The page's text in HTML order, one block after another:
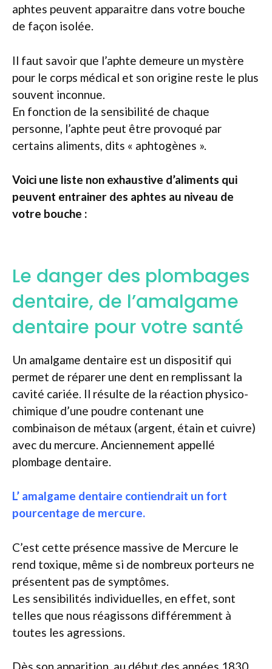
aphtes peuvent apparaitre dans votre bouche
de façon isolée.
Il faut savoir que l’aphte demeure un mystère
pour le corps médical et son origine reste le plus
souvent inconnue.
En fonction de la sensibilité de chaque
personne, l’aphte peut être provoqué par
certains aliments, dits « aphtogènes ».
Voici une liste non exhaustive d’aliments qui
peuvent entrainer des aphtes au niveau de
votre bouche :
Le danger des plombages
dentaire, de l’amalgame
dentaire pour votre santé
Un amalgame dentaire est un dispositif qui
permet de réparer une dent en remplissant la
cavité cariée. Il résulte de la réaction physico-
chimique d’une poudre contenant une
combinaison de métaux (argent, étain et cuivre)
avec du mercure. Anciennement appellé
plombage dentaire.
L’ amalgame dentaire contiendrait un fort
pourcentage de mercure.
C’est cette présence massive de Mercure le
rend toxique, même si de nombreux porteurs ne
présentent pas de symptômes.
Les sensibilités individuelles, en effet, sont
telles que nous réagissons différemment à
toutes les agressions.